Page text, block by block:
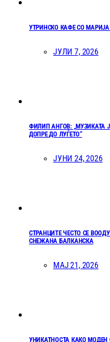
УТРИНСКО КАФЕ СО
ЈУЛИ 7, 2026
ФИЛИП АНГОВ: „МУЗИКАТА
ДОПРЕ ДО ЛУЃЕТО“
ЈУНИ 24, 2026
СТРАНЦИТЕ ЧЕСТО СЕ
СНЕЖАНА БАЛКАНСКА
МАЈ 21, 2026
УНИКАТНОСТА КАКО МОДЕН